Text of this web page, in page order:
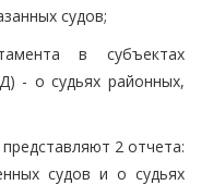
судов;
в субъектах
- о судьях районных,
2 отчета:
судов и о судьях